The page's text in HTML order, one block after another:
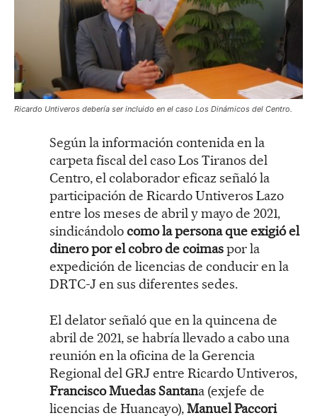
Ricardo Untiveros debería ser incluido en el caso Los Dinámicos del Centro.
Según la información contenida en la
carpeta fiscal del caso Los Tiranos del
Centro, el colaborador eficaz señaló la
participación de Ricardo Untiveros Lazo
entre los meses de abril y mayo de 2021,
sindicándolocomo la persona que exigió el
dinero por el cobro de coimaspor la
expedición de licencias de conducir en la
DRTC-J en sus diferentes sedes.
El delator señaló que en la quincena de
abril de 2021, se habría llevado a cabo una
reunión en la oficina de la Gerencia
Regional del GRJ entre Ricardo Untiveros,
Francisco Muedas Santana (exjefe de
licencias de Huancayo),Manuel Paccori